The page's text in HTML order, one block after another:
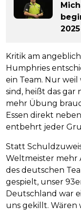
2025
Kritik am
Humphries
ein Team. Nur
sind, heißt das gar
mehr Übung
Essen direkt
entbehrt jeder
Statt
Weltmeister mehr
des deutschen
gespielt, unser
Deutschland war
uns gekillt.